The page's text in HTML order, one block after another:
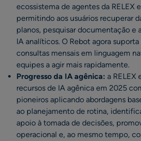
ecossistema de agentes da RELEX
permitindo aos usuários recuperar
planos, pesquisar documentação e
IA analíticos. O Rebot agora
consultas mensais em linguagem
equipes a agir mais rapidamente.
Progresso da IA agênica: a RELEX
recursos de IA agênica em 2025
pioneiros aplicando abordagens
ao planejamento de rotina,
apoio à tomada de decisões,
operacional e, ao mesmo tempo,